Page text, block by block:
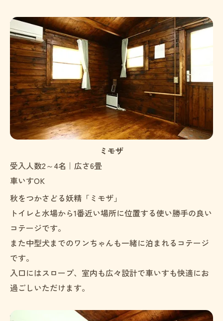
ミモザ
受入人数2～4名｜広さ6畳
車いすOK
秋をつかさどる妖精「ミモザ」
トイレと水場から1番近い場所に位置する使い勝手の良い
コテージです。
また中型犬までのワンちゃんも一緒に泊まれるコテージ
です。
入口にはスロープ、室内も広々設計で車いすも快適にお
過ごしいただけます。